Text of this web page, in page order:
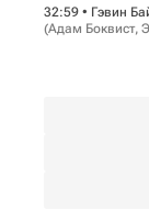
32:59 • Гэвин
(Адам Боквист,